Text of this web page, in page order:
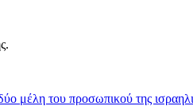
μέλη του προσωπικού της